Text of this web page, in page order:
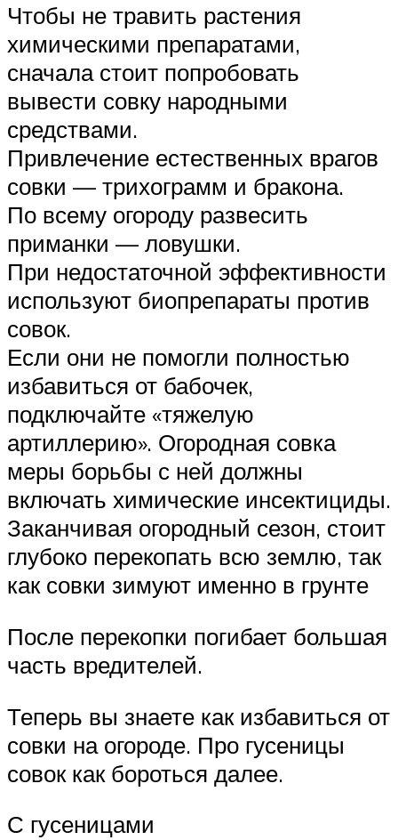
Чтобы не травить растения
химическими препаратами,
сначала стоит попробовать
вывести совку народными
средствами.
Привлечение естественных врагов
совки — трихограмм и бракона.
По всему огороду развесить
приманки — ловушки.
При недостаточной эффективности
используют биопрепараты против
совок.
Если они не помогли полностью
избавиться от бабочек,
подключайте «тяжелую
артиллерию». Огородная совка
меры борьбы с ней должны
включать химические инсектициды.
Заканчивая огородный сезон, стоит
глубоко перекопать всю землю, так
как совки зимуют именно в грунте
После перекопки погибает большая
часть вредителей.
Теперь вы знаете как избавиться от
совки на огороде. Про гусеницы
совок как бороться далее.
С гусеницами